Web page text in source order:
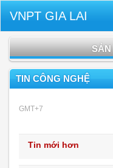
VNPT GIA LAI
SẢN
TIN CÔNG NGHỆ
GMT+7
Tin mới hơn